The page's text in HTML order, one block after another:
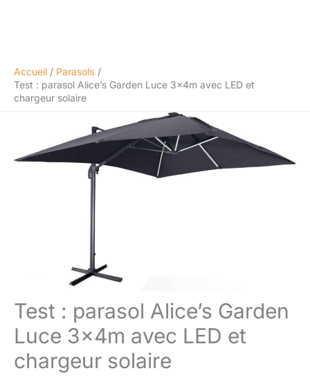
Accueil
Parasols
Test : parasol Alice’s Garden Luce 3x4m avec LED et
chargeur solaire
Test : parasol Alice’s Garden
Luce 3x4m avec LED et
chargeur solaire